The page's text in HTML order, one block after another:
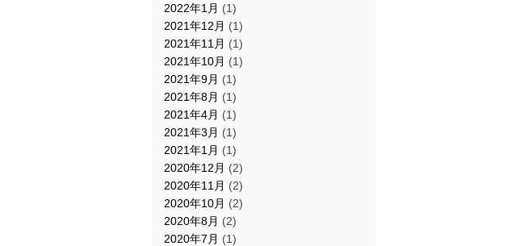
2022年1月 (1)
2021年12月 (1)
2021年11月 (1)
2021年10月 (1)
2021年9月 (1)
2021年8月 (1)
2021年4月 (1)
2021年3月 (1)
2021年1月 (1)
2020年12月 (2)
2020年11月 (2)
2020年10月 (2)
2020年8月 (2)
2020年7月 (1)